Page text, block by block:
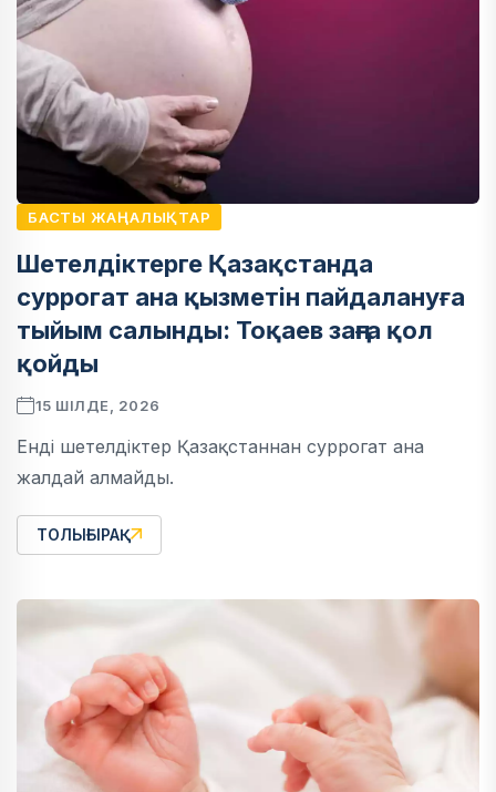
БАСТЫ ЖАҢАЛЫҚТАР
Шетелдіктерге Қазақстанда
суррогат ана қызметін пайдалануға
тыйым салынды: Тоқаев заңға қол
қойды
15 ШІЛДЕ, 2026
Енді шетелдіктер Қазақстаннан суррогат ана
жалдай алмайды.
ТОЛЫҒЫРАҚ